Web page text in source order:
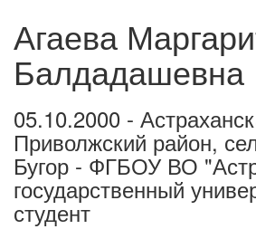
Агаева
Балдадашевна
05.10.2000 -
Приволжский район,
Бугор - ФГБОУ ВО
государственный
студент